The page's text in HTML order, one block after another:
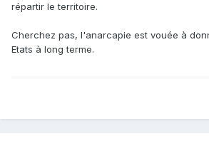
répartir le territoire.
Cherchez pas, l'anarcapie est vouée à
Etats à long terme.